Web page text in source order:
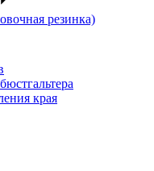
резинка)
края